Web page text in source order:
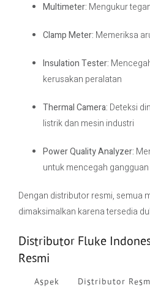
Multimeter: Mengukur
Clamp Meter: Memeriksa
Insulation Tester:
kerusakan peralatan
Thermal Camera: Deteksi
listrik dan mesin industri
Power Quality Analyzer:
untuk mencegah
Dengan distributor resmi, semua
dimaksimalkan karena tersedia
Distributor Fluke
Resmi
Aspek Distributor